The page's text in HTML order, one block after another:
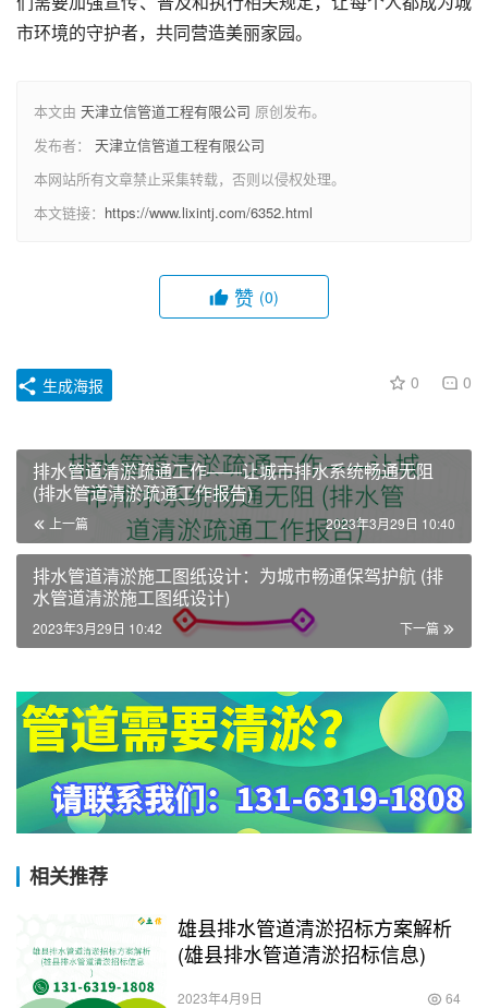
市环境的守护者，共同营造美丽家园。
本文由 天津立信管道工程有限公司 原创发布。
发布者： 天津立信管道工程有限公司
本网站所有文章禁止采集转载，否则以侵权处理。
本文链接： https://www.lixintj.com/6352.html
赞 (0)
0 0
生成海报
排水管道清淤疏通工作——让城市排水系统畅通无阻
(排水管道清淤疏通工作报告)
上一篇 2023年3月29日 10:40
排水管道清淤施工图纸设计：为城市畅通保驾护航 (排
水管道清淤施工图纸设计)
下一篇
2023年3月29日 10:42
相关推荐
雄县排水管道清淤招标方案解析
(雄县排水管道清淤招标信息)
2023年4月9日 64